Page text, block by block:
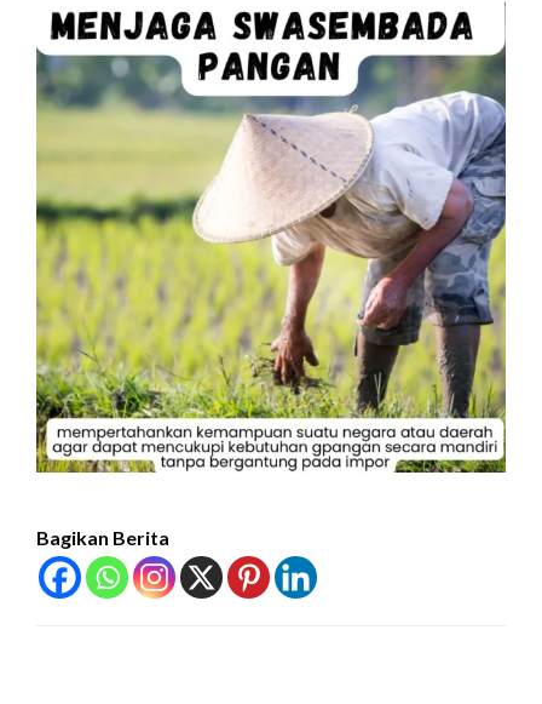
Bagikan Berita